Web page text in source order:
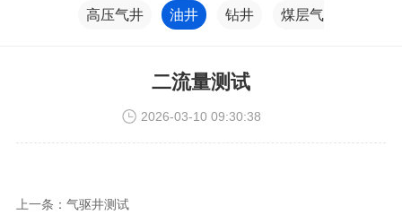
高压气井 油井 钻井 煤层气井
二流量测试
2026-03-10 09:30:38
上一条： 气驱井测试